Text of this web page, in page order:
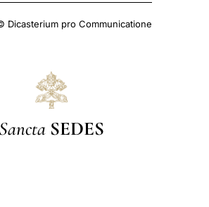
Dicasterium pro Communicatione
Sancta SEDES